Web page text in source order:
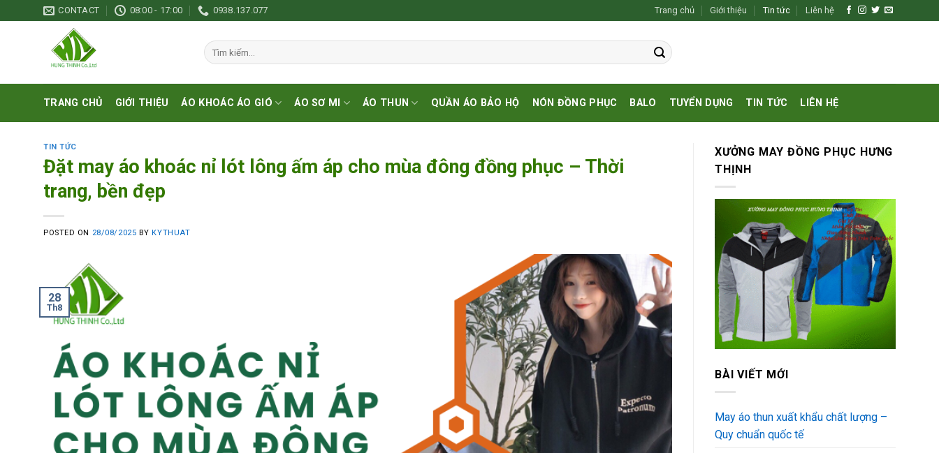
to
CONTACT 08:00 - 17:00 0938.137.077 Trang chủ Giới thiệu Tin tức Liên hệ
Tìm
kiếm:
TRANG CHỦ GIỚI THIỆU ÁO KHOÁC ÁO GIÓ ÁO SƠ MI ÁO THUN QUẦN ÁO BẢO HỘ NÓN ĐỒNG PHỤC BALO TUYỂN DỤNG TIN TỨC LIÊN HỆ
TIN TỨC
Đặt may áo khoác nỉ lót lông ấm áp cho mùa đông đồng phục – Thời
trang, bền đẹp
POSTED ON 28/08/2025 BYKYTHUAT
28
Th8
XƯỞNG MAY ĐỒNG PHỤC HƯNG
THỊNH
BÀI VIẾT MỚI
May áo thun xuất khẩu chất lượng –
Quy chuẩn quốc tế